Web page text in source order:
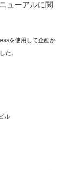
ューアルに関
を使用して企画か
た。
ル